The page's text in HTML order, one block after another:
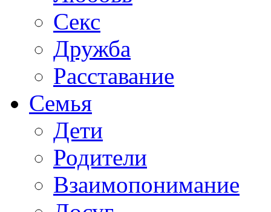
Секс
Дружба
Расставание
Семья
Дети
Родители
Взаимопонимание